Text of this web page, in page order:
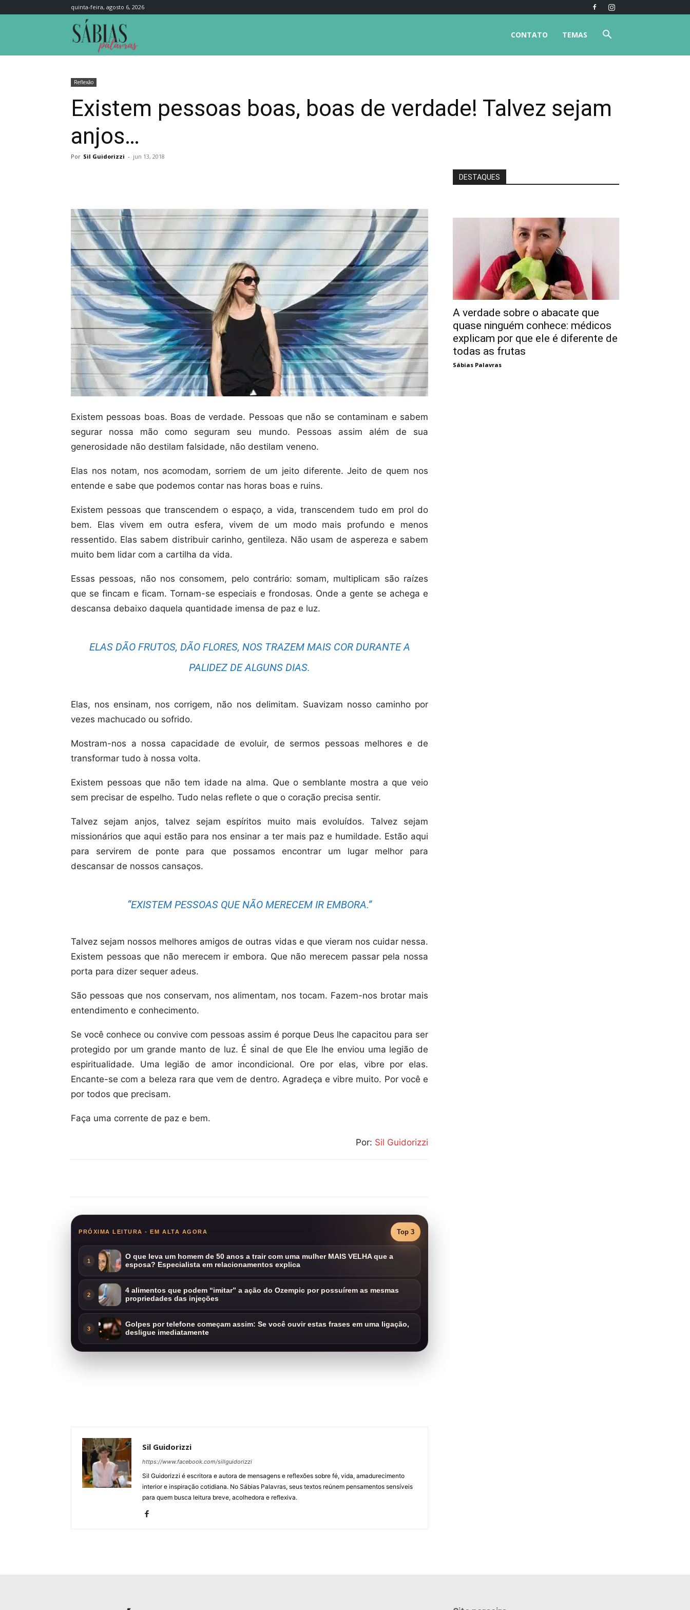
quinta-feira, agosto 6, 2026
TEMAS
CONTATO
Reflexão
Existem pessoas boas, boas de verdade! Talvez sejam
anjos…
Por Sil Guidorizzi - jun 13, 2018
Existem pessoas boas. Boas de verdade. Pessoas que não se contaminam e sabem
segurar nossa mão como seguram seu mundo. Pessoas assim além de sua
generosidade não destilam falsidade, não destilam veneno.
Elas nos notam, nos acomodam, sorriem de um jeito diferente. Jeito de quem nos
entende e sabe que podemos contar nas horas boas e ruins.
Existem pessoas que transcendem o espaço, a vida, transcendem tudo em prol do
bem. Elas vivem em outra esfera, vivem de um modo mais profundo e menos
ressentido. Elas sabem distribuir carinho, gentileza. Não usam de aspereza e sabem
muito bem lidar com a cartilha da vida.
Essas pessoas, não nos consomem, pelo contrário: somam, multiplicam são raízes
que se fincam e ficam. Tornam-se especiais e frondosas. Onde a gente se achega e
descansa debaixo daquela quantidade imensa de paz e luz.
ELAS DÃO FRUTOS, DÃO FLORES, NOS TRAZEM MAIS COR DURANTE A
PALIDEZ DE ALGUNS DIAS.
Elas, nos ensinam, nos corrigem, não nos delimitam. Suavizam nosso caminho por
vezes machucado ou sofrido.
Mostram-nos a nossa capacidade de evoluir, de sermos pessoas melhores e de
transformar tudo à nossa volta.
Existem pessoas que não tem idade na alma. Que o semblante mostra a que veio
sem precisar de espelho. Tudo nelas reflete o que o coração precisa sentir.
Talvez sejam anjos, talvez sejam espíritos muito mais evoluídos. Talvez sejam
missionários que aqui estão para nos ensinar a ter mais paz e humildade. Estão aqui
para servirem de ponte para que possamos encontrar um lugar melhor para
descansar de nossos cansaços.
“EXISTEM PESSOAS QUE NÃO MERECEM IR EMBORA.”
Talvez sejam nossos melhores amigos de outras vidas e que vieram nos cuidar nessa.
Existem pessoas que não merecem ir embora. Que não merecem passar pela nossa
porta para dizer sequer adeus.
São pessoas que nos conservam, nos alimentam, nos tocam. Fazem-nos brotar mais
entendimento e conhecimento.
Se você conhece ou convive com pessoas assim é porque Deus lhe capacitou para ser
protegido por um grande manto de luz. É sinal de que Ele lhe enviou uma legião de
espiritualidade. Uma legião de amor incondicional. Ore por elas, vibre por elas.
Encante-se com a beleza rara que vem de dentro. Agradeça e vibre muito. Por você e
por todos que precisam.
Faça uma corrente de paz e bem.
Por: Sil Guidorizzi
PRÓXIMA LEITURA - EM ALTA AGORA Top 3
1
O que leva um homem de 50 anos a trair com uma mulher MAIS VELHA que a
esposa? Especialista em relacionamentos explica
2
4 alimentos que podem “imitar” a ação do Ozempic por possuírem as mesmas
propriedades das injeções
3
Golpes por telefone começam assim: Se você ouvir estas frases em uma ligação,
desligue imediatamente
Sil Guidorizzi
https://www.facebook.com/sillguidorizzi
Sil Guidorizzi é escritora e autora de mensagens e reflexões sobre fé, vida, amadurecimento
interior e inspiração cotidiana. No Sábias Palavras, seus textos reúnem pensamentos sensíveis
para quem busca leitura breve, acolhedora e reflexiva.
DESTAQUES
A verdade sobre o abacate que
quase ninguém conhece: médicos
explicam por que ele é diferente de
todas as frutas
Sábias Palavras